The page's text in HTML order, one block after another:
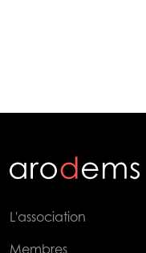
L'association
Membres